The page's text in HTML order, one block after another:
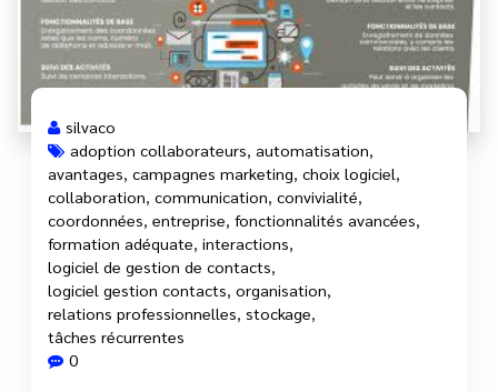
silvaco
adoption collaborateurs, automatisation,
avantages, campagnes marketing, choix logiciel,
collaboration, communication, convivialité,
coordonnées, entreprise, fonctionnalités avancées,
formation adéquate, interactions,
logiciel de gestion de contacts,
logiciel gestion contacts, organisation,
relations professionnelles, stockage,
tâches récurrentes
0